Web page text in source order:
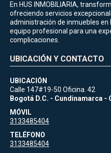
En HUS INMOBILIARIA,
ofreciendo servicios
administración de inmuebles en
equipo profesional para una
complicaciones.
UBICACIÓN Y CONTACTO
UBICACIÓN
Calle 147#19-50 Oficina. 42
Bogotá D.C. - Cundinamarca -
MÓVIL
3133485404
TELÉFONO
3133485404